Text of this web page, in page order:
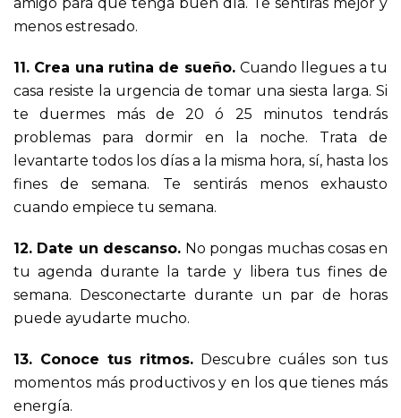
menos estresado.
11. Crea una rutina de sueño. Cuando llegues a tu
casa resiste la urgencia de tomar una siesta larga. Si
te duermes más de 20 ó 25 minutos tendrás
problemas para dormir en la noche. Trata de
levantarte todos los días a la misma hora, sí, hasta los
fines de semana. Te sentirás menos exhausto
cuando empiece tu semana.
12. Date un descanso. No pongas muchas cosas en
tu agenda durante la tarde y libera tus fines de
semana. Desconectarte durante un par de horas
puede ayudarte mucho.
13. Conoce tus ritmos. Descubre cuáles son tus
momentos más productivos y en los que tienes más
energía.